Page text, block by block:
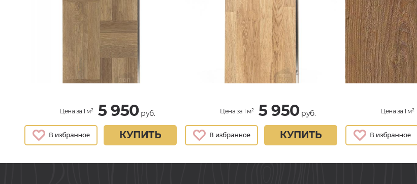
Цена за 1 м² 5 950руб.
КУПИТЬ
Цена за 1 м² 5 950руб.
КУПИТЬ
Цена за 1 м²